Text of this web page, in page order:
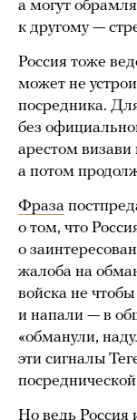
а могут
к другому —
Россия тоже
может не
посредника.
без
арестом
а потом
Фраза
о том, что
о
жалоба на
войска не
и напали — в
«обманули,
эти сигналы
Но ведь Россия